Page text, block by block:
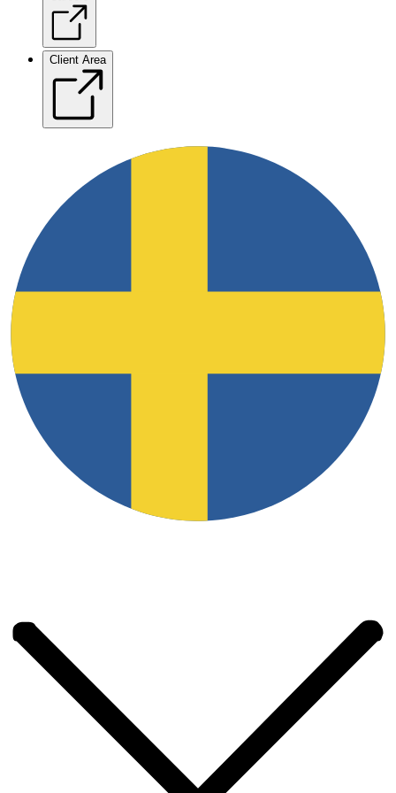
Client Area